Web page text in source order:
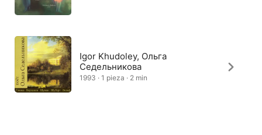
Igor Khudoley, Ольга
Седельникова
1993 · 1 pieza · 2 min